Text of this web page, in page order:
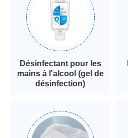
Désinfectant pour les
mains à l'alcool (gel de
désinfection)